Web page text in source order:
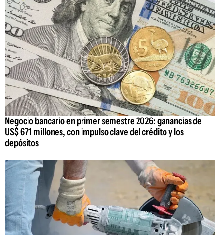
Negocio bancario en primer semestre 2026: ganancias de
US$ 671 millones, con impulso clave del crédito y los
depósitos